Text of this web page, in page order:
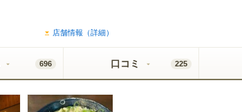
店舗情報（詳細）
696 口コミ 225